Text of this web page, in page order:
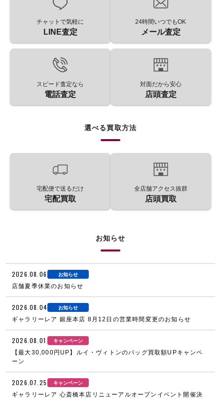
チャットで気軽に
LINE査定
24時間いつでもOK
メール査定
スピード査定なら
電話査定
対面だから安心
店頭査定
選べる買取方法
宅配便で送るだけ
宅配買取
全店舗アクセス抜群
店頭買取
お知らせ
2026.08.06 お知らせ
店舗夏季休業のお知らせ
2026.08.04 お知らせ
ギャラリーレア 銀座本店 8月12日の営業時間変更のお知らせ
2026.08.01 キャンペーン
【最大30,000円UP】ルイ・ヴィトンのバッグ買取額UPキャンペ
ーン
2026.07.25 キャンペーン
ギャラリーレア 心斎橋本店リニューアルオープンイベント開催決